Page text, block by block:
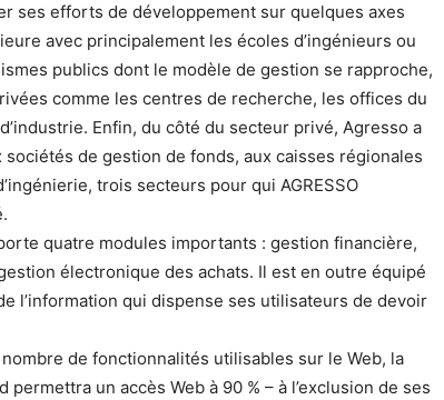
ses efforts de développement sur quelques axes
avec principalement les écoles d’ingénieurs ou
publics dont le modèle de gestion se rapproche,
comme les centres de recherche, les offices du
Enfin, du côté du secteur privé, Agresso a
de gestion de fonds, aux caisses régionales
trois secteurs pour qui AGRESSO
quatre modules importants : gestion financière,
électronique des achats. Il est en outre équipé
l’information qui dispense ses utilisateurs de devoir
de fonctionnalités utilisables sur le Web, la
permettra un accès Web à 90 % – à l’exclusion de ses